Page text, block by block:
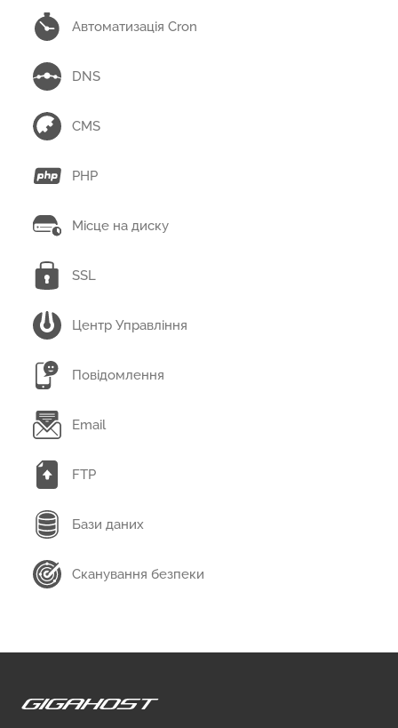
Автоматизація Cron
DNS
CMS
PHP
Місце на диску
SSL
Центр Управління
Повідомлення
Email
FTP
Бази даних
Сканування безпеки